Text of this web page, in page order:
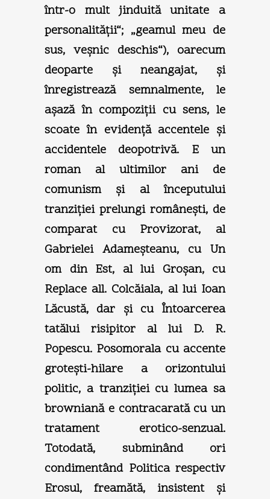
într-o mult jinduită unitate a
personalităţii“; „geamul meu de
sus, veşnic deschis“), oarecum
deoparte şi neangajat, şi
înregistrează semnalmente, le
aşază în compoziţii cu sens, le
scoate în evidenţă accentele şi
accidentele deopotrivă. E un
roman al ultimilor ani de
comunism şi al începutului
tranziţiei prelungi româneşti, de
comparat cu Provizorat, al
Gabrielei Adameşteanu, cu Un
om din Est, al lui Groşan, cu
Replace all. Colcăiala, al lui Ioan
Lăcustă, dar şi cu Întoarcerea
tatălui risipitor al lui D. R.
Popescu. Posomorala cu accente
groteşti-hilare a orizontului
politic, a tranziţiei cu lumea sa
browniană e contracarată cu un
tratament erotico-senzual.
Totodată, subminând ori
condimentând Politica respectiv
Erosul, freamătă, insistent şi